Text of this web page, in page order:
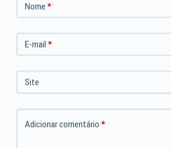
Nome *
E-mail *
Site
Adicionar comentário *